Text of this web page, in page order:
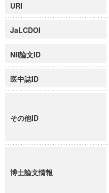
URI
JaLCDOI
NII論文ID
医中誌ID
その他ID
博士論文情報